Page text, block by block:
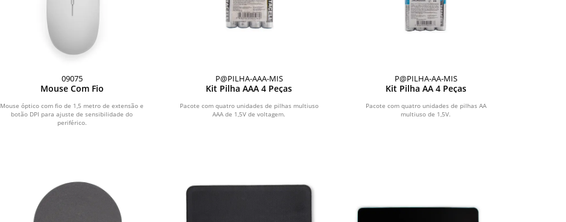
09075
Mouse Com Fio
Mouse óptico com fio de 1,5 metro de extensão e
botão DPI para ajuste de sensibilidade do
periférico.
P@PILHA-AAA-MIS
Kit Pilha AAA 4 Peças
Pacote com quatro unidades de pilhas multiuso
AAA de 1,5V de voltagem.
P@PILHA-AA-MIS
Kit Pilha AA 4 Peças
Pacote com quatro unidades de pilhas AA
multiuso de 1,5V.